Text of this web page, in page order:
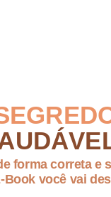
forma correta e
Book você vai